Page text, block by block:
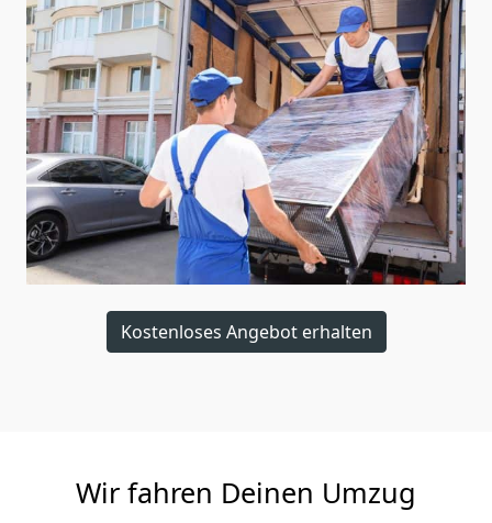
Kostenloses Angebot erhalten
Wir fahren Deinen Umzug